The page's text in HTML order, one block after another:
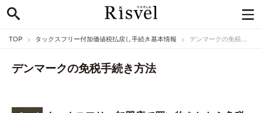
TOP タックスフリー付加価値税払戻し手続き基本情報 デンマークの免税手続き方法
デンマークの免税手続き方法